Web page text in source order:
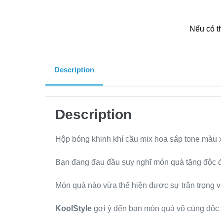
Nếu có
Description
Description
Hộp bóng khinh khí cầu mix hoa sáp tone màu
Bạn đang đau đầu suy nghĩ món quà tặng
Món quà nào vừa thể hiện được sự trân
KoolStyle gợi ý đến bạn món quà vô cùng